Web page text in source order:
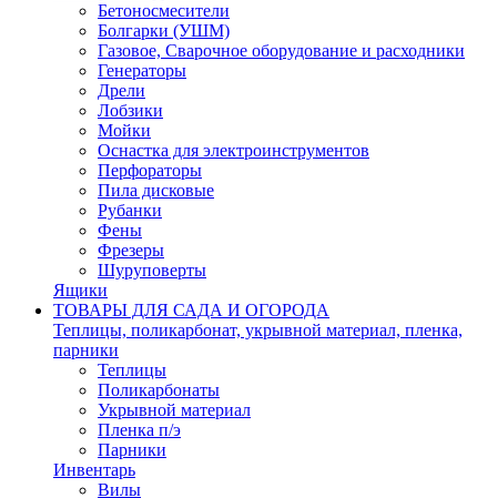
Бетоносмесители
Болгарки (УШМ)
Газовое, Сварочное оборудование и расходники
Генераторы
Дрели
Лобзики
Мойки
Оснастка для электроинструментов
Перфораторы
Пила дисковые
Рубанки
Фены
Фрезеры
Шуруповерты
Ящики
ТОВАРЫ ДЛЯ САДА И ОГОРОДА
Теплицы, поликарбонат, укрывной материал, пленка,
парники
Теплицы
Поликарбонаты
Укрывной материал
Пленка п/э
Парники
Инвентарь
Вилы